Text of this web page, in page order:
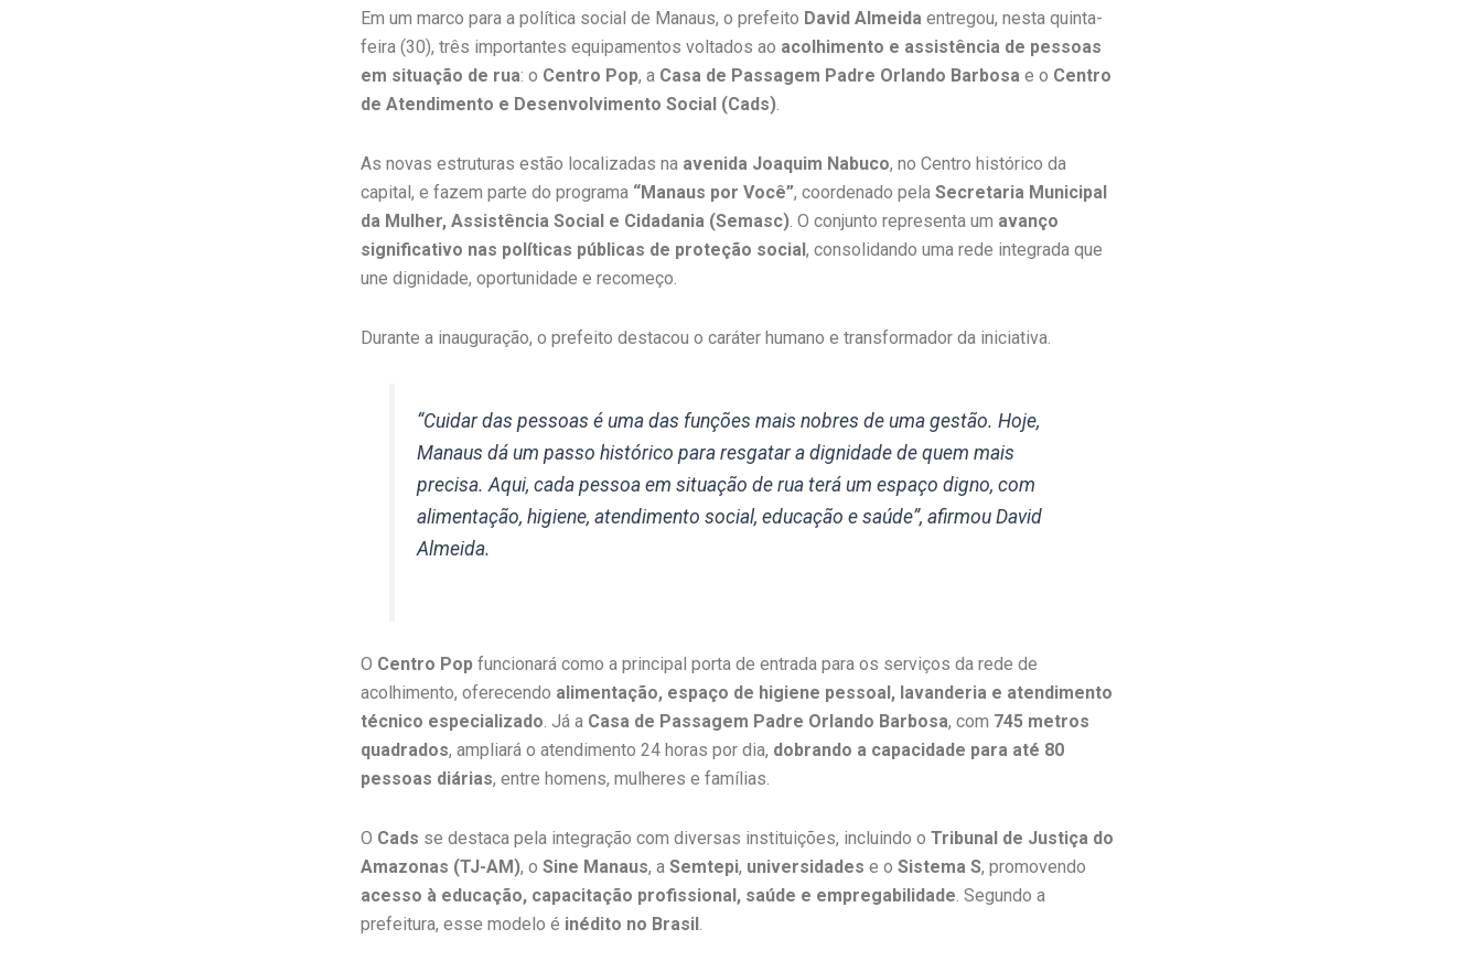
Em um marco para a política social de Manaus, o prefeito David Almeida entregou, nesta quinta-
feira (30), três importantes equipamentos voltados ao acolhimento e assistência de pessoas
em situação de rua: o Centro Pop, a Casa de Passagem Padre Orlando Barbosa e o Centro
de Atendimento e Desenvolvimento Social (Cads).
As novas estruturas estão localizadas na avenida Joaquim Nabuco, no Centro histórico da
capital, e fazem parte do programa “Manaus por Você”, coordenado pela Secretaria Municipal
da Mulher, Assistência Social e Cidadania (Semasc). O conjunto representa um avanço
significativo nas políticas públicas de proteção social, consolidando uma rede integrada que
une dignidade, oportunidade e recomeço.
Durante a inauguração, o prefeito destacou o caráter humano e transformador da iniciativa.
“Cuidar das pessoas é uma das funções mais nobres de uma gestão. Hoje,
Manaus dá um passo histórico para resgatar a dignidade de quem mais
precisa. Aqui, cada pessoa em situação de rua terá um espaço digno, com
alimentação, higiene, atendimento social, educação e saúde”, afirmou David
Almeida.
O Centro Pop funcionará como a principal porta de entrada para os serviços da rede de
acolhimento, oferecendo alimentação, espaço de higiene pessoal, lavanderia e atendimento
técnico especializado. Já a Casa de Passagem Padre Orlando Barbosa, com 745 metros
quadrados, ampliará o atendimento 24 horas por dia, dobrando a capacidade para até 80
pessoas diárias, entre homens, mulheres e famílias.
O Cads se destaca pela integração com diversas instituições, incluindo o Tribunal de Justiça do
Amazonas (TJ-AM), o Sine Manaus, a Semtepi, universidades e o Sistema S, promovendo
acesso à educação, capacitação profissional, saúde e empregabilidade. Segundo a
prefeitura, esse modelo é inédito no Brasil.